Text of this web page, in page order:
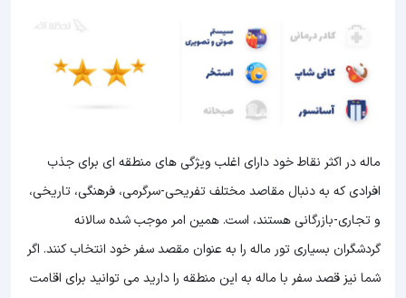
ماله در اکثر نقاط خود دارای اغلب ویژگی های منطقه ای برای جذب
افرادی که به دنبال مقاصد مختلف تفریحی-سرگرمی، فرهنگی، تاریخی،
و تجاری-بازرگانی هستند، است. همین امر موجب شده سالانه
گردشگران بسیاری تور ماله را به عنوان مقصد سفر خود انتخاب کنند. اگر
شما نیز قصد سفر با ماله به این منطقه را دارید می توانید برای اقامت